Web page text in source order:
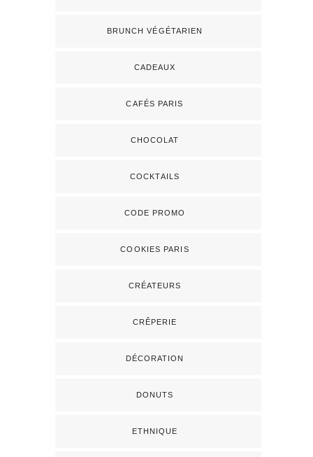
BRUNCH VÉGÉTARIEN
CADEAUX
CAFÉS PARIS
CHOCOLAT
COCKTAILS
CODE PROMO
COOKIES PARIS
CRÉATEURS
CRÊPERIE
DÉCORATION
DONUTS
ETHNIQUE